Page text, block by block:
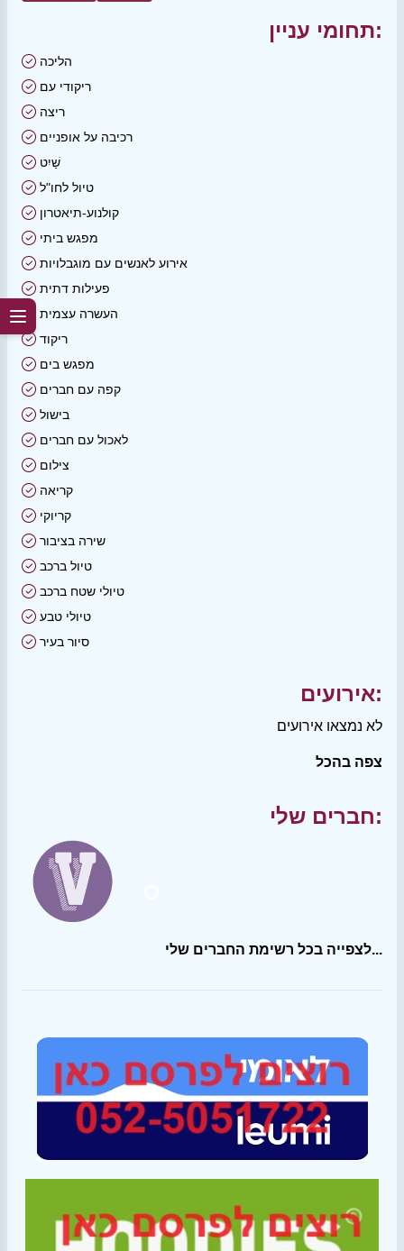
תחומי עניין:
הליכה
ריקודי עם
ריצה
רכיבה על אופניים
שַׁיִט
טיול לחו"ל
קולנוע-תיאטרון
מפגש ביתי
אירוע לאנשים עם מוגבלויות
פעילות דתית
העשרה עצמית
ריקוד
מפגש בים
קפה עם חברים
בישול
לאכול עם חברים
צילום
קריאה
קריוקי
שירה בציבור
טיול ברכב
טיולי שטח ברכב
טיולי טבע
סיור בעיר
אירועים:
לא נמצאו אירועים
צפה בהכל
חברים שלי:
לצפייה בכל רשימת החברים שלי...